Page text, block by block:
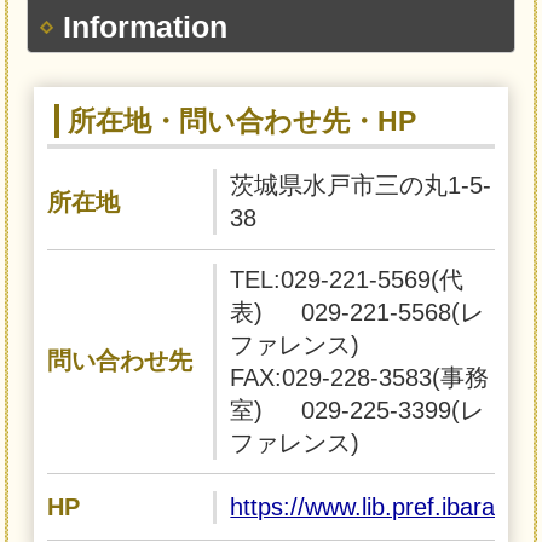
Information
所在地・問い合わせ先・HP
所在地
茨城県水戸市三の丸1-5-
38
問い合わせ先
TEL:029-221-5569(代
表) 029-221-5568(レ
ファレンス)
FAX:029-228-3583(事務
室) 029-225-3399(レ
ファレンス)
HP https://